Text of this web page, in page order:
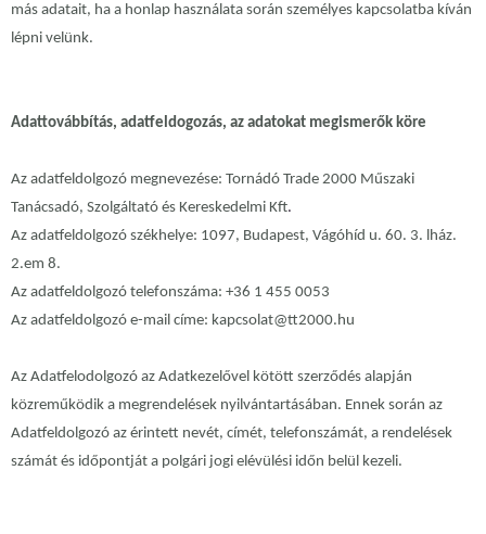
más adatait, ha a honlap használata során személyes kapcsolatba kíván
lépni velünk.
Adattovábbítás, adatfeldogozás, az adatokat megismerők köre
Az adatfeldolgozó megnevezése: Tornádó Trade 2000 Műszaki
Tanácsadó, Szolgáltató és Kereskedelmi Kft.
Az adatfeldolgozó székhelye: 1097, Budapest, Vágóhíd u. 60. 3. lház.
2.em 8.
Az adatfeldolgozó telefonszáma: +36 1 455 0053
Az adatfeldolgozó e-mail címe: kapcsolat@tt2000.hu
Az Adatfelodolgozó az Adatkezelővel kötött szerződés alapján
közreműködik a megrendelések nyilvántartásában. Ennek során az
Adatfeldolgozó az érintett nevét, címét, telefonszámát, a rendelések
számát és időpontját a polgári jogi elévülési időn belül kezeli.